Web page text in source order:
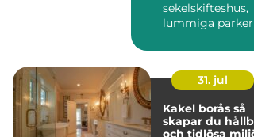
sekelskifteshus,
lummiga
kvartersliv. Här
31. jul
Kakel borås så
skapar du
och tidlösa